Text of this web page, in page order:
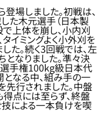
場しました。初戦は、
た木元選手（日本製
で上体を崩し、小内刈
タイミングよく小外刈を
た。続く3回戦では、左
なりました。準々決
手権100kg級日本代
となる中、組み手の一
先行されました。中盤
点には至らず、終盤
技による一本負けを喫